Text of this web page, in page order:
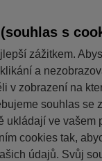
s
zážitkem.
a
v zobrazení na
souhlas se
ukládají ve vašem
cookies tak,
údajů. Svůj